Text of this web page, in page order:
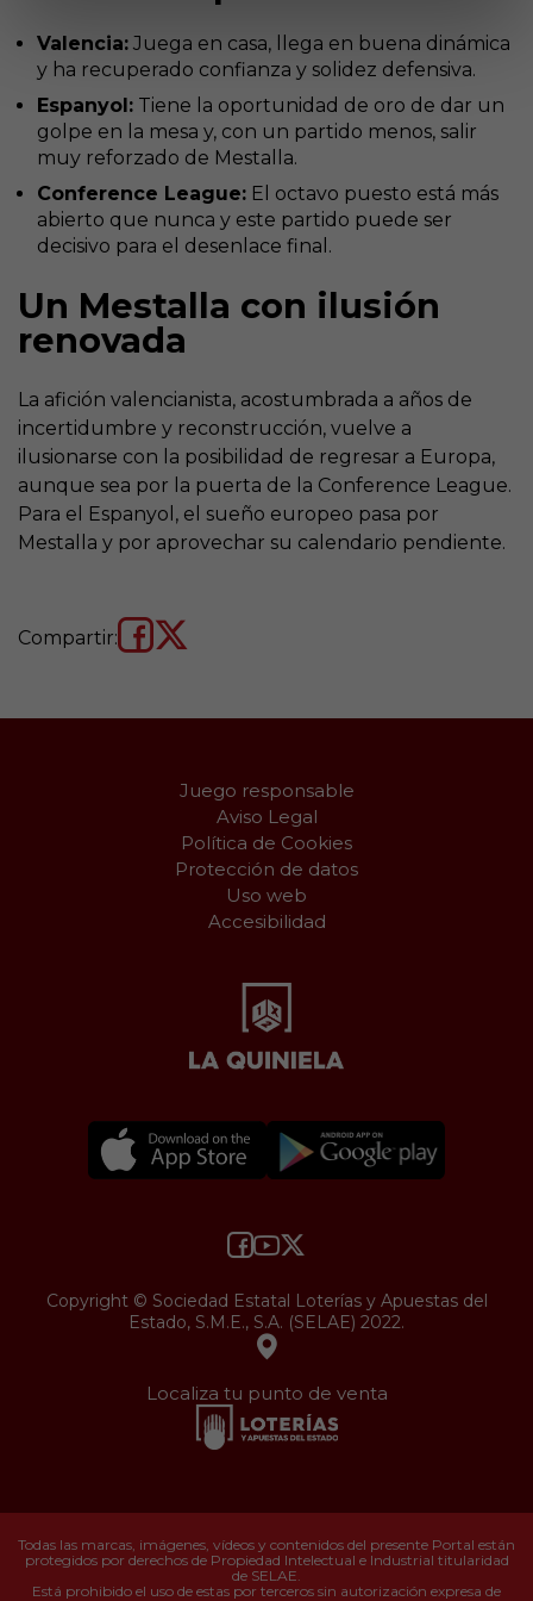
Valencia: Juega en casa, llega en buena dinámica
y ha recuperado confianza y solidez defensiva.
Espanyol: Tiene la oportunidad de oro de dar un
golpe en la mesa y, con un partido menos, salir
muy reforzado de Mestalla.
Conference League: El octavo puesto está más
abierto que nunca y este partido puede ser
decisivo para el desenlace final.
Un Mestalla con ilusión
renovada
La afición valencianista, acostumbrada a años de
incertidumbre y reconstrucción, vuelve a
ilusionarse con la posibilidad de regresar a Europa,
aunque sea por la puerta de la Conference League.
Para el Espanyol, el sueño europeo pasa por
Mestalla y por aprovechar su calendario pendiente.
Compartir:
Juego responsable
Aviso Legal
Política de Cookies
Protección de datos
Uso web
Accesibilidad
Copyright © Sociedad Estatal Loterías y Apuestas del
Estado, S.M.E., S.A. (SELAE) 2022.
Localiza tu punto de venta
Todas las marcas, imágenes, vídeos y contenidos del presente Portal están
protegidos por derechos de Propiedad Intelectual e Industrial titularidad
de SELAE.
Está prohibido el uso de estas por terceros sin autorización expresa de